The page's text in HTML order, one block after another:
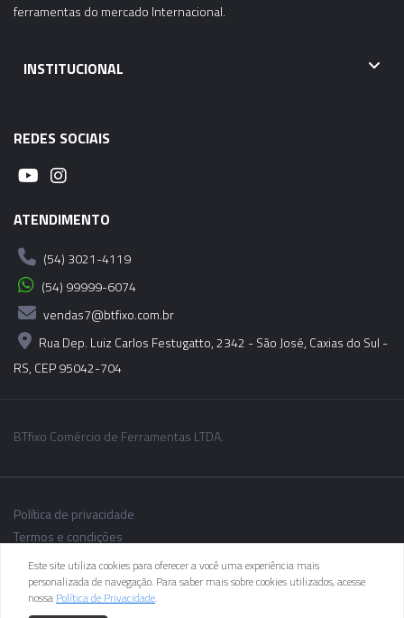
ferramentas do mercado Internacional.
INSTITUCIONAL
REDES SOCIAIS
ATENDIMENTO
(54) 3021-4119
(54) 99999-6074
vendas7@btfixo.com.br
Rua Dep. Luiz Carlos Festugatto, 2342 - São José, Caxias do Sul -
RS, CEP 95042-704
BTfixo Comércio de Ferramentas LTDA.
Política de privacidade
Termos e condições
Este site utiliza cookies para oferecer a você uma experiência mais
personalizada de navegação. Para saber mais sobre cookies utilizados, acesse
nossa Política de Privacidade.